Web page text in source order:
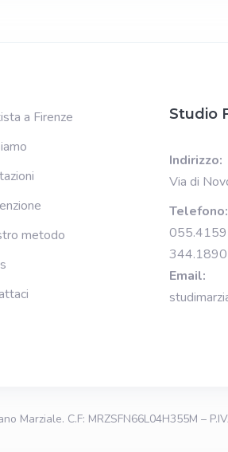
a Firenze
metodo
Studio
Indirizzo:
Via di
Telefono:
Email:
Marziale. C.F: MRZSFN66L04H355M –